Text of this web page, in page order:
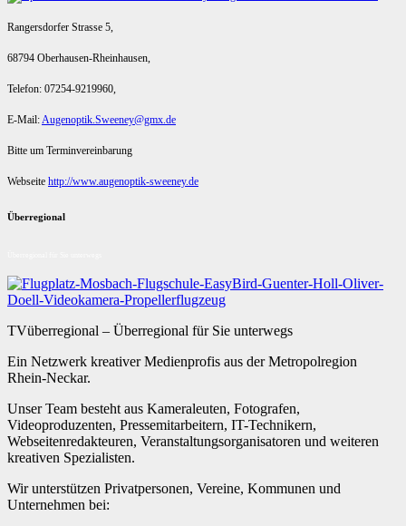
Rangersdorfer Strasse 5,
68794 Oberhausen-Rheinhausen,
Telefon: 07254-9219960,
E-Mail: Augenoptik.Sweeney@gmx.de
Bitte um Terminvereinbarung
Webseite http://www.augenoptik-sweeney.de
Überregional
TVüberregional – Überregional für Sie unterwegs
Ein Netzwerk kreativer Medienprofis aus der Metropolregion
Rhein-Neckar.
Unser Team besteht aus Kameraleuten, Fotografen,
Videoproduzenten, Pressemitarbeitern, IT-Technikern,
Webseitenredakteuren, Veranstaltungsorganisatoren und weiteren
kreativen Spezialisten.
Wir unterstützen Privatpersonen, Vereine, Kommunen und
Unternehmen bei: